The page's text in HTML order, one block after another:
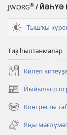
JW.ORG® / ЙӘҺҮӘ
Тышҡы
Тиҙ һылтанмалар
Килеп
Йыйылыш
(opens
new
window)
Конгресты
(opens
new
window)
Яңы